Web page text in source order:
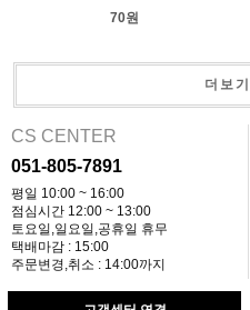
70원
더보기
CS CENTER
051-805-7891
평일 10:00 ~ 16:00
점심시간 12:00 ~ 13:00
토요일,일요일,공휴일 휴무
택배마감 : 15:00
주문변경,취소 : 14:00까지